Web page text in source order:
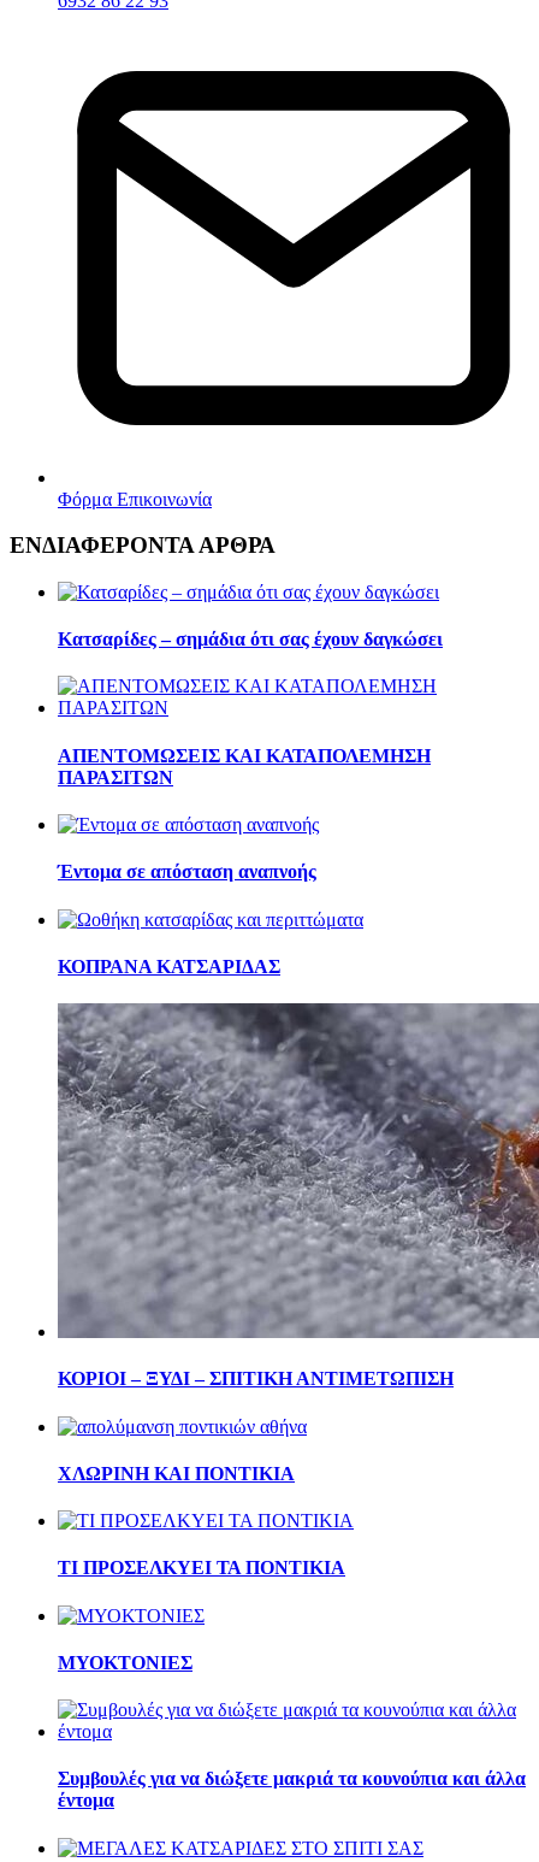
Φόρμα Επικοινωνία
ΕΝΔΙΑΦΕΡΟΝΤΑ ΑΡΘΡΑ
Κατσαρίδες – σημάδια ότι σας έχουν δαγκώσει
ΑΠΕΝΤΟΜΩΣΕΙΣ ΚΑΙ ΚΑΤΑΠΟΛΕΜΗΣΗ
ΠΑΡΑΣΙΤΩΝ
Έντομα σε απόσταση αναπνοής
ΚΟΠΡΑΝΑ ΚΑΤΣΑΡΙΔΑΣ
ΚΟΡΙΟΙ – ΞΥΔΙ – ΣΠΙΤΙΚΗ ΑΝΤΙΜΕΤΩΠΙΣΗ
ΧΛΩΡΙΝΗ ΚΑΙ ΠΟΝΤΙΚΙΑ
ΤΙ ΠΡΟΣΕΛΚΥΕΙ ΤΑ ΠΟΝΤΙΚΙΑ
ΜΥΟΚΤΟΝΙΕΣ
Συμβουλές για να διώξετε μακριά τα κουνούπια και άλλα
έντομα